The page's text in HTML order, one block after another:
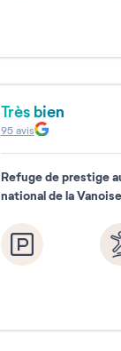
Très bien
95avis
Refuge de prestige
national de la Vanoise